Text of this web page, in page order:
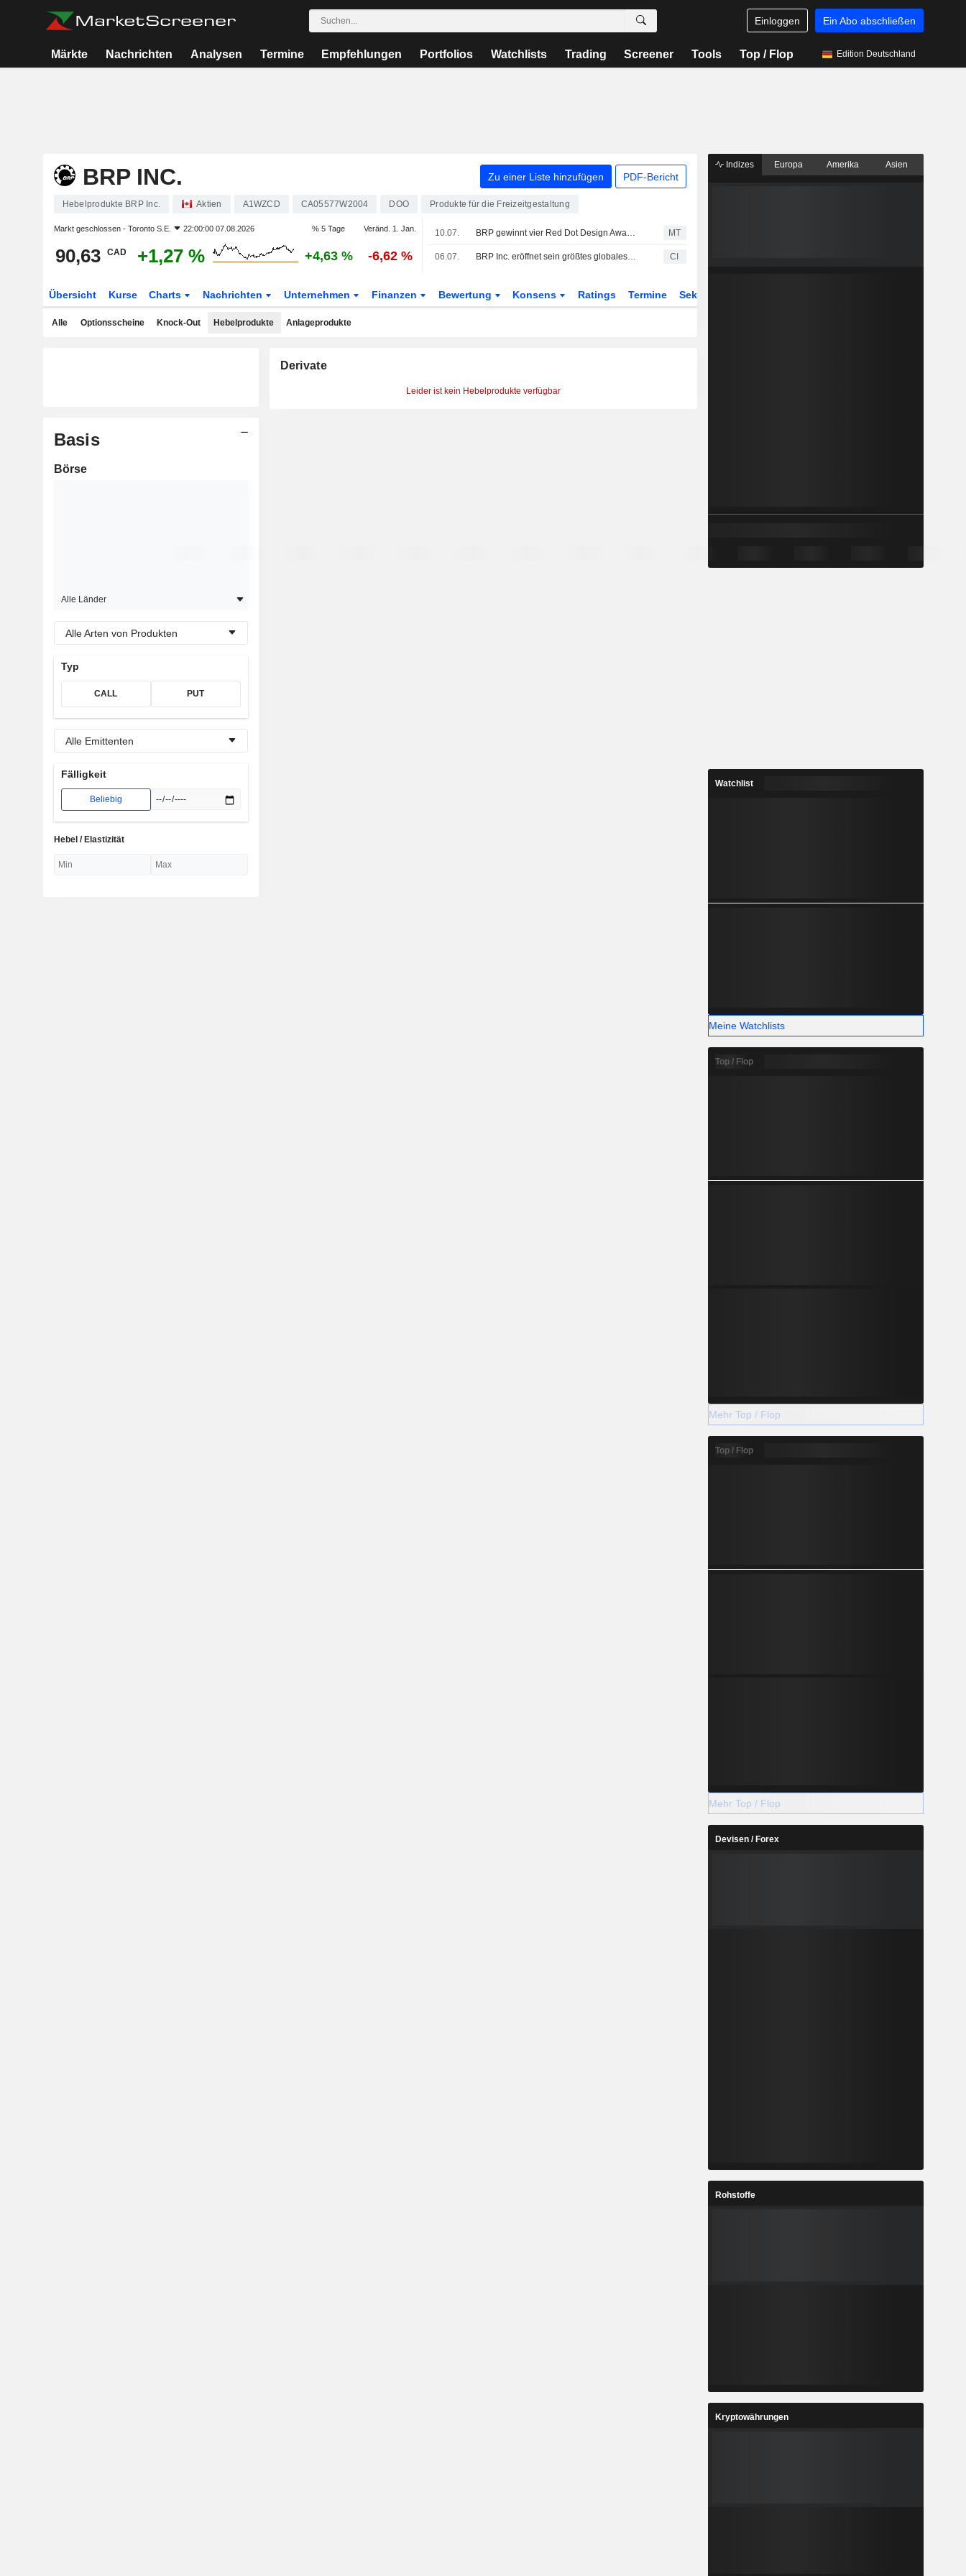
Einloggen Ein Abo abschließen
Märkte Nachrichten Analysen Termine Empfehlungen Portfolios Watchlists Trading Screener Tools Top / Flop Edition Deutschland
BRP INC. Zu einer Liste hinzufügen PDF-Bericht
Hebelprodukte BRP Inc. Aktien A1WZCD CA05577W2004 DOO Produkte für die Freizeitgestaltung
Markt geschlossen - Toronto S.E. 22:00:00 07.08.2026 % 5 Tage Veränd. 1. Jan.
90,63 CAD +1,27 % +4,63 % -6,62 %
10.07. BRP gewinnt vier Red Dot Design Awards, darunter "Best of the Best" MT
06.07. BRP Inc. eröffnet sein größtes globales Vertriebs- und Logistikzentrum in Saint-Philippe, Quebec CI
Übersicht Kurse Charts Nachrichten Unternehmen Finanzen Bewertung Konsens Ratings Termine Sektor
Alle Optionsscheine Knock-Out Hebelprodukte Anlageprodukte
Basis
Börse
Alle Länder
Alle Arten von Produkten
Typ
CALL PUT
Alle Emittenten
Fälligkeit
Beliebig
Hebel / Elastizität
Derivate
Leider ist kein Hebelprodukte verfügbar
Indizes Europa Amerika Asien
Watchlist
Meine Watchlists
Top / Flop
Mehr Top / Flop
Top / Flop
Mehr Top / Flop
Devisen / Forex
Rohstoffe
Kryptowährungen